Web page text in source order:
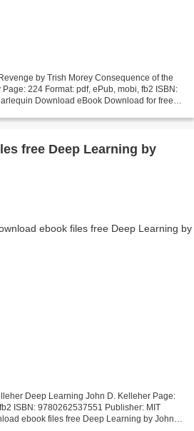
by Trish Morey Consequence of the
224 Format: pdf, ePub, mobi, fb2 ISBN:
Download eBook Download for free
free Deep Learning by
Deep Learning John D. Kelleher Page:
ISBN: 9780262537551 Publisher: MIT
ebook files free Deep Learning by John